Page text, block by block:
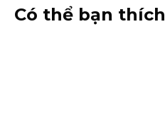
Có thể bạn thích